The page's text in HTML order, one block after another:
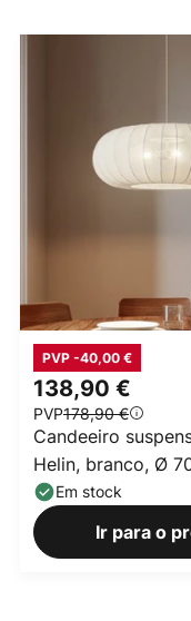
138,90 €
PVP178,90 €
PVP -40,00 €
Candeeiro
Helin, branco, Ø
3 x E27
Em stock
Ir para o